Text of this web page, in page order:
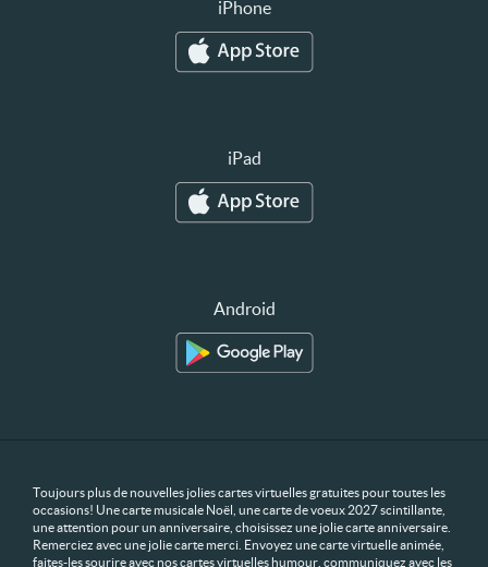
iPhone
iPad
Android
Toujours plus de nouvelles jolies cartes virtuelles gratuites pour toutes les
occasions! Une carte musicale Noël, une carte de voeux 2027 scintillante,
une attention pour un anniversaire, choisissez une jolie carte anniversaire.
Remerciez avec une jolie carte merci. Envoyez une carte virtuelle animée,
faites-les sourire avec nos cartes virtuelles humour, communiquez avec les